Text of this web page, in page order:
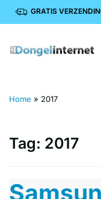
GRATIS
Home » 2017
Tag: 2017